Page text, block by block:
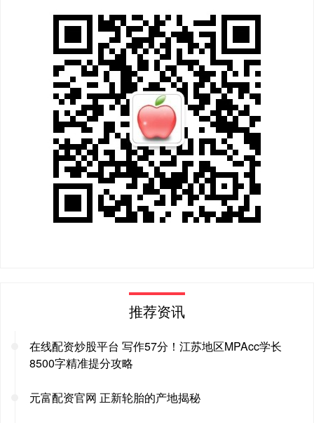
推荐资讯
在线配资炒股平台 写作57分！江苏地区MPAcc学长
8500字精准提分攻略
元富配资官网 正新轮胎的产地揭秘